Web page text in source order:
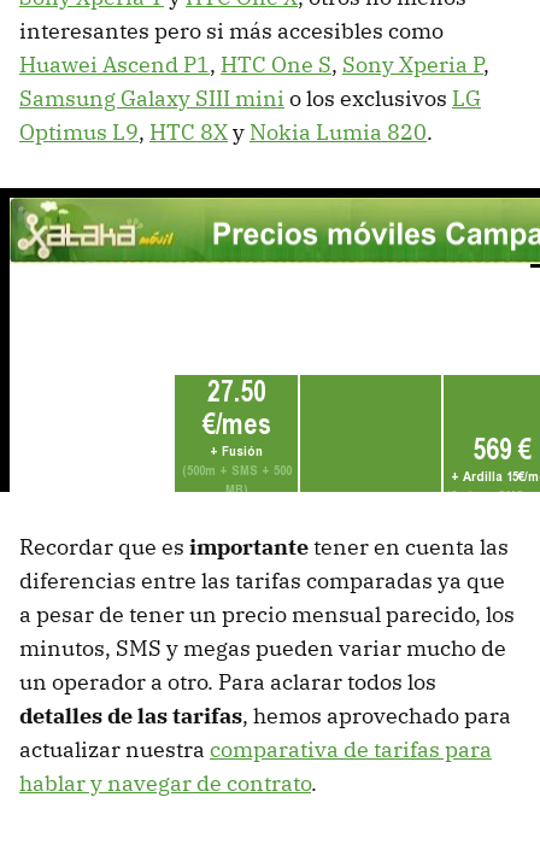
interesantes pero si más accesibles como
Huawei Ascend P1, HTC One S, Sony Xperia P,
Samsung Galaxy SIII mini o los exclusivos LG
Optimus L9, HTC 8Xy Nokia Lumia 820.
Recordar que es importantetener en cuenta las
diferencias entre las tarifas comparadas ya que
a pesar de tener un precio mensual parecido, los
minutos, SMS y megas pueden variar mucho de
un operador a otro. Para aclarar todos los
detalles de las tarifas, hemos aprovechado para
actualizar nuestra comparativa de tarifas para
hablar y navegar de contrato.